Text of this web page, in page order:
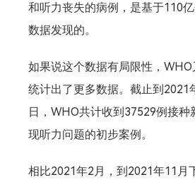
和听力丧失的病例，是基于110
数据发现的。
如果说这个数据有局限性，
统计出了更多数据。截止到2021
日，WHO共计收到37529例接种
现听力问题的初步案例。
相比2021年2月，到2021年11月